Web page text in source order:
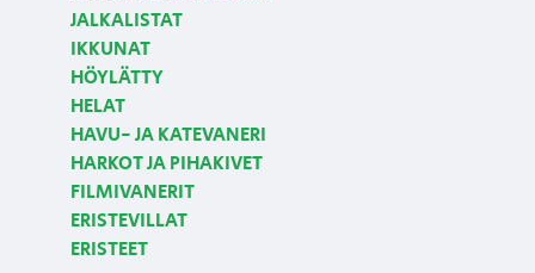
JALKALISTAT
IKKUNAT
HÖYLÄTTY
HELAT
HAVU- JA KATEVANERI
HARKOT JA PIHAKIVET
FILMIVANERIT
ERISTEVILLAT
ERISTEET